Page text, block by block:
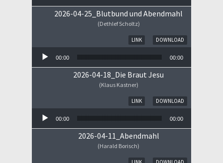
2026-04-25_Blutbund und Abendmahl
(Dethlef Scholtz)
DOWNLOAD
LINK
00:00 00:00
2026-04-18_Die Braut Jesu
(Klaus Kastner)
DOWNLOAD
LINK
00:00 00:00
2026-04-11_Abendmahl
(Harald Borisch)